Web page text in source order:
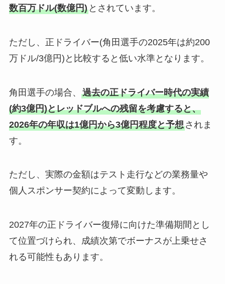
数百万ドル(数億円)とされています。
ただし、正ドライバー(角田選手の2025年は約200
万ドル/3億円)と比較すると低い水準となります。
角田選手の場合、 過去の正ドライバー時代の実績
(約3億円)とレッドブルへの残留を考慮すると、
2026年の年収は1億円から3億円程度と予想されま
す。
ただし、実際の金額はテスト走行などの業務量や
個人スポンサー契約によって変動します。
2027年の正ドライバー復帰に向けた準備期間とし
て位置づけられ、成績次第でボーナスが上乗せさ
れる可能性もあります。